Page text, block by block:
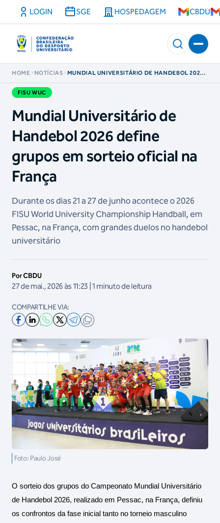
LOGIN SGE HOSPEDAGEM CBDU
HOME NOTÍCIAS
MUNDIAL UNIVERSITÁRIO DE HANDEBOL 2026
FISU WUC
Mundial Universitário de
Handebol 2026 define
grupos em sorteio oficial na
França
Durante os dias 21 a 27 de junho acontece o 2026
FISU World University Championship Handball, em
Pessac, na França, com grandes duelos no handebol
universitário
Por CBDU
27 de mai., 2026 às 11:23 | 1 minuto de leitura
COMPARTILHE VIA:
Foto: Paulo José
O sorteio dos grupos do Campeonato Mundial Universitário
de Handebol 2026, realizado em Pessac, na França, definiu
os confrontos da fase inicial tanto no torneio masculino